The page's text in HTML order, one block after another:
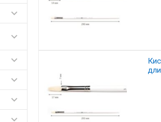





